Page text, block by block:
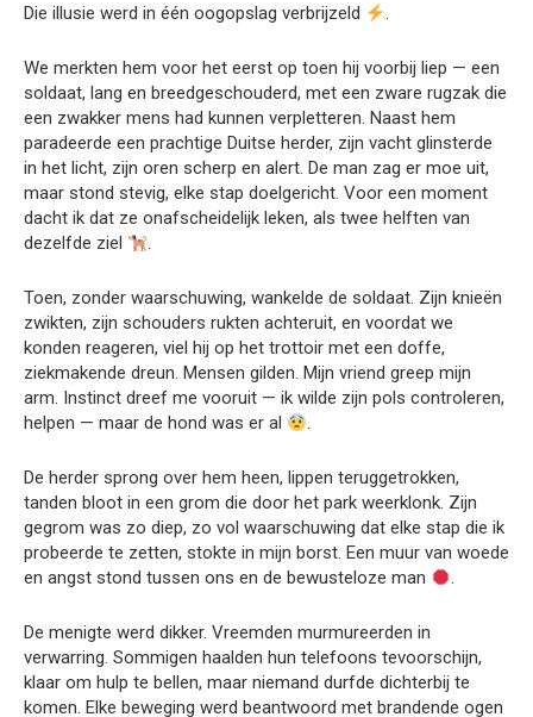
Die illusie werd in één oogopslag verbrijzeld .
We merkten hem voor het eerst op toen hij voorbij liep — een
soldaat, lang en breedgeschouderd, met een zware rugzak die
een zwakker mens had kunnen verpletteren. Naast hem
paradeerde een prachtige Duitse herder, zijn vacht glinsterde
in het licht, zijn oren scherp en alert. De man zag er moe uit,
maar stond stevig, elke stap doelgericht. Voor een moment
dacht ik dat ze onafscheidelijk leken, als twee helften van
dezelfde ziel
.
Toen, zonder waarschuwing, wankelde de soldaat. Zijn knieën
zwikten, zijn schouders rukten achteruit, en voordat we
konden reageren, viel hij op het trottoir met een doffe,
ziekmakende dreun. Mensen gilden. Mijn vriend greep mijn
arm. Instinct dreef me vooruit — ik wilde zijn pols controleren,
helpen — maar de hond was er al
.
De herder sprong over hem heen, lippen teruggetrokken,
tanden bloot in een grom die door het park weerklonk. Zijn
gegrom was zo diep, zo vol waarschuwing dat elke stap die ik
probeerde te zetten, stokte in mijn borst. Een muur van woede
en angst stond tussen ons en de bewusteloze man
.
De menigte werd dikker. Vreemden murmureerden in
verwarring. Sommigen haalden hun telefoons tevoorschijn,
klaar om hulp te bellen, maar niemand durfde dichterbij te
komen. Elke beweging werd beantwoord met brandende ogen